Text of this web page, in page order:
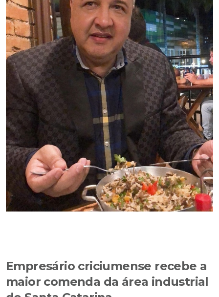
Empresário criciumense recebe a
maior comenda da área industrial